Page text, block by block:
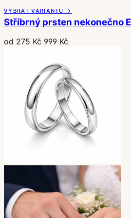
VYBRAT VARIANTU →
Stříbrný prsten nekonečno
od 275 Kč 999 Kč